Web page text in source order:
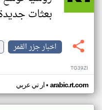
بعثات جديدة في 4
اخبار جزر القمر
TG39ZI
ار تي عربي• arabic.rt.com